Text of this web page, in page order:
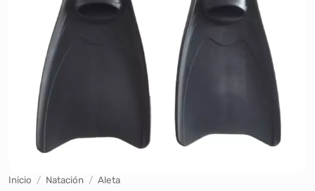
Inicio / Natación / Aleta